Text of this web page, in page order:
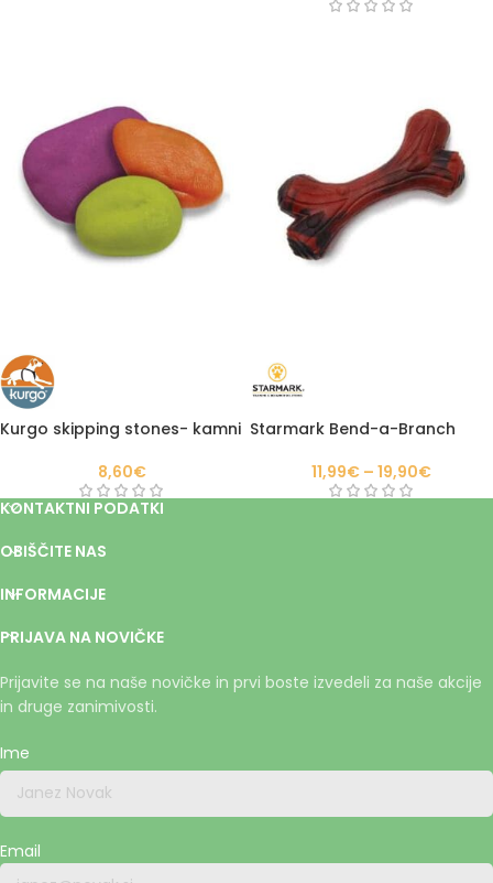
Kurgo skipping stones- kamni
8,60€
Starmark Bend-a-Branch
11,99€ – 19,90€
KONTAKTNI PODATKI
OBIŠČITE NAS
INFORMACIJE
PRIJAVA NA NOVIČKE
Prijavite se na naše novičke in prvi boste izvedeli za naše akcije
in druge zanimivosti.
Ime
Email